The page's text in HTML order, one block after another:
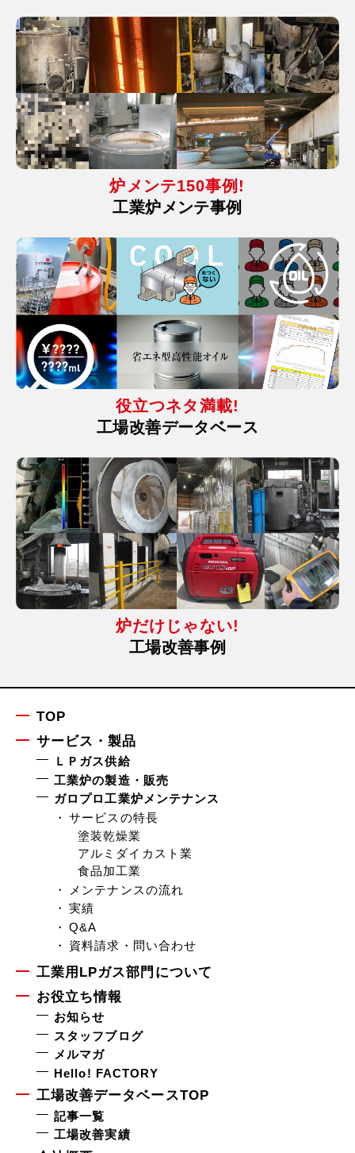
炉メンテ150事例!
工業炉メンテ事例
役立つネタ満載!
工場改善データベース
炉だけじゃない!
工場改善事例
TOP
サービス・製品
ＬＰガス供給
工業炉の製造・販売
ガロプロ工業炉メンテナンス
サービスの特長
塗装乾燥業
アルミダイカスト業
食品加工業
メンテナンスの流れ
実績
Q&A
資料請求・問い合わせ
工業用LPガス部門について
お役立ち情報
お知らせ
スタッフブログ
メルマガ
Hello! FACTORY
工場改善データベースTOP
記事一覧
工場改善実績